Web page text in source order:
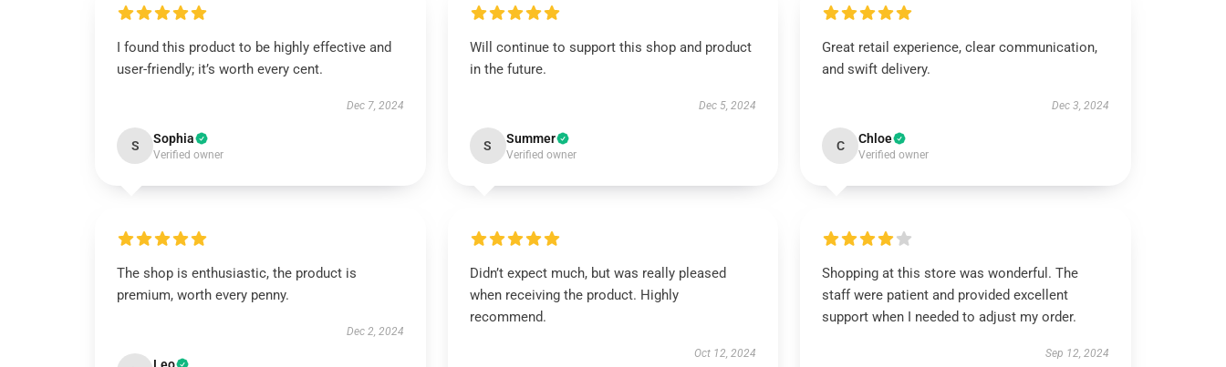
I found this product to be highly effective and
user-friendly; it’s worth every cent.
Dec 7, 2024
S Sophia
Verified owner
Will continue to support this shop and product
in the future.
Dec 5, 2024
S Summer
Verified owner
Great retail experience, clear communication,
and swift delivery.
Dec 3, 2024
C Chloe
Verified owner
The shop is enthusiastic, the product is
premium, worth every penny.
Dec 2, 2024
Didn’t expect much, but was really pleased
when receiving the product. Highly
recommend.
Oct 12, 2024
Shopping at this store was wonderful. The
staff were patient and provided excellent
support when I needed to adjust my order.
Sep 12, 2024